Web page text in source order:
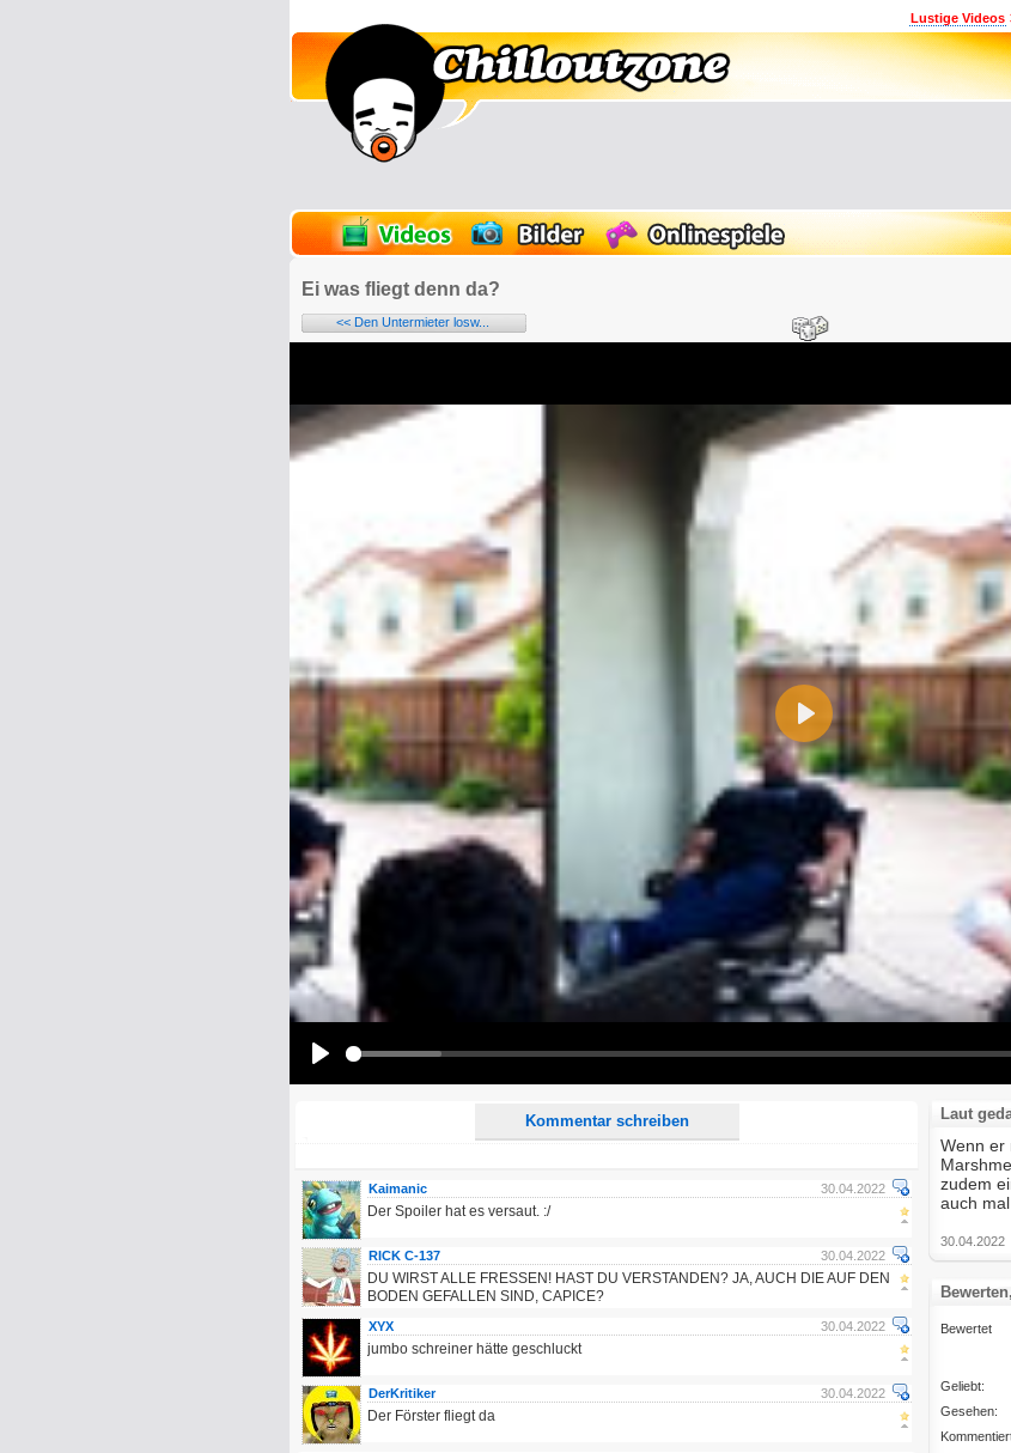
Lustige Videos
Ei was fliegt denn da?
<< Den Untermieter losw...
Play
Kommentar schreiben
Name:
E-Mail-Adresse (optional):
Kommentar:
Alle HTML-Tags außer <br>, <strike> und <i> werden aus Deinem Kommentar entfernt.
URLs werden automatisch umgewandelt. Bitte verwende "www." oder "http://" in URLs
Ich möchte eine E-Mail, wenn auf dieser Seite weitere Kommentare erscheinen.
30.04.2022
Kaimanic
Der Spoiler hat es versaut. :/
30.04.2022
RICK C-137
DU WIRST ALLE FRESSEN! HAST DU VERSTANDEN? JA, AUCH DIE AUF DEN
BODEN GEFALLEN SIND, CAPICE?
30.04.2022
XYX
jumbo schreiner hätte geschluckt
30.04.2022
DerKritiker
Der Förster fliegt da
Laut
Wenn er
zudem
auch
30.04.2022
Bewertet
Geliebt:
Gesehen: